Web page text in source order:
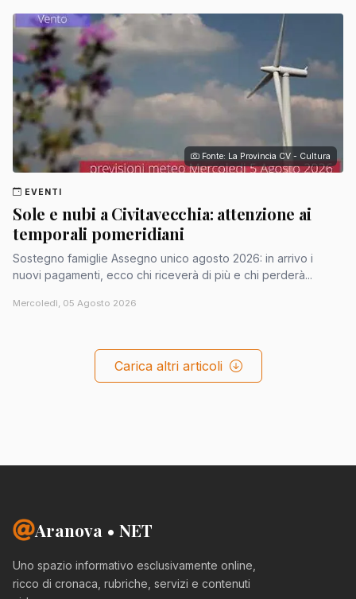
Fonte: La Provincia CV - Cultura
EVENTI
Sole e nubi a Civitavecchia: attenzione ai
temporali pomeridiani
Sostegno famiglie Assegno unico agosto 2026: in arrivo i
nuovi pagamenti, ecco chi riceverà di più e chi perderà...
Mercoledì, 05 Agosto 2026
Carica altri articoli
Aranova • NET
Uno spazio informativo esclusivamente online,
ricco di cronaca, rubriche, servizi e contenuti